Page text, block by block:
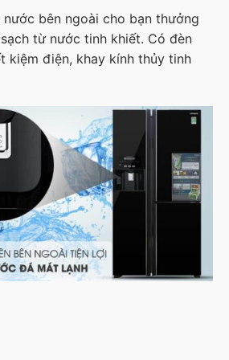
nước bên ngoài cho bạn thưởng
từ nước tinh khiết. Có đèn
kiệm điện, khay kính thủy tinh